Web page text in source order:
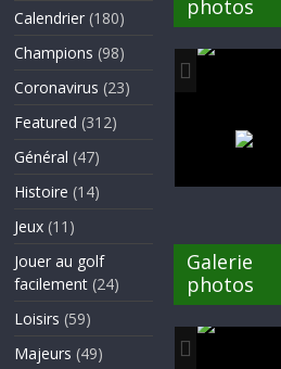
Calendrier (180)
Champions (98)
Coronavirus (23)
Featured (312)
Général (47)
Histoire (14)
Jeux (11)
Jouer au golf
facilement (24)
Loisirs (59)
Majeurs (49)
photos
Galerie
photos